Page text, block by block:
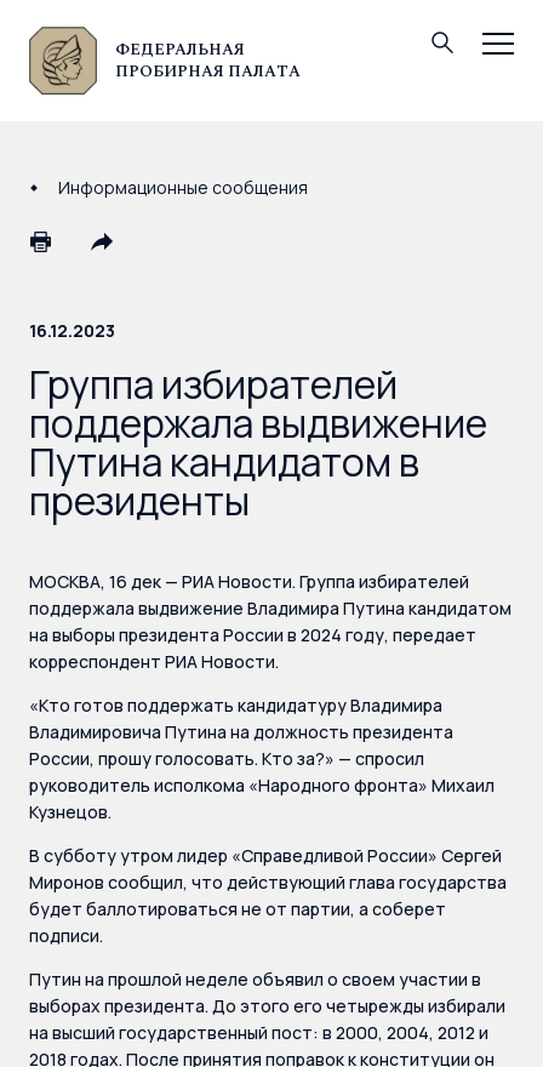
ФЕДЕРАЛЬНАЯ
ПРОБИРНАЯ ПАЛАТА
© Федеральная пробирная палата, 2026
Информационные сообщения
16.12.2023
Группа избирателей
поддержала выдвижение
Путина кандидатом в
президенты
МОСКВА, 16 дек — РИА Новости. Группа избирателей
поддержала выдвижение Владимира Путина кандидатом
на выборы президента России в 2024 году, передает
корреспондент РИА Новости.
«Кто готов поддержать кандидатуру Владимира
Владимировича Путина на должность президента
России, прошу голосовать. Кто за?» — спросил
руководитель исполкома «Народного фронта» Михаил
Кузнецов.
В субботу утром лидер «Справедливой России» Сергей
Миронов сообщил, что действующий глава государства
будет баллотироваться не от партии, а соберет
подписи.
Путин на прошлой неделе объявил о своем участии в
выборах президента. До этого его четырежды избирали
на высший государственный пост: в 2000, 2004, 2012 и
2018 годах. После принятия поправок к конституции он